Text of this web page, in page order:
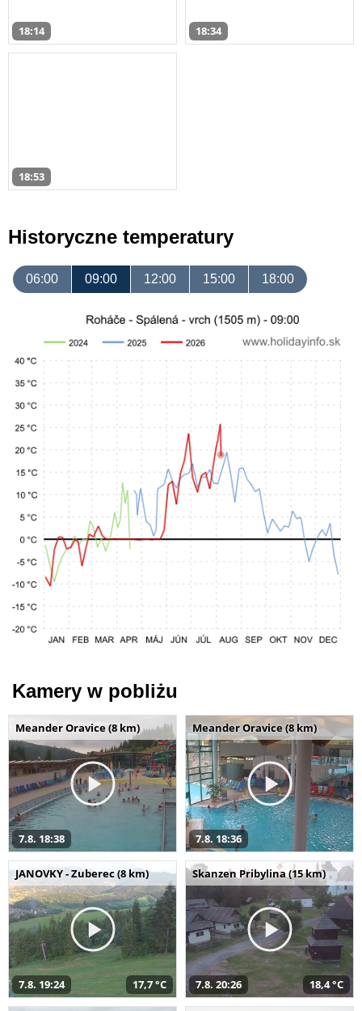
18:14 18:34
18:53
Historyczne temperatury
06:00 09:00 12:00 15:00 18:00
Kamery w pobliżu
Meander Oravice (8 km)
7.8. 18:38
Meander Oravice (8 km)
7.8. 18:36
JANOVKY - Zuberec (8 km)
7.8. 19:24 17,7 °C
Skanzen Pribylina (15 km)
7.8. 20:26 18,4 °C